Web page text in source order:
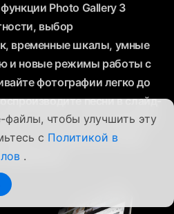
чтобы улучшить эту
с Политикой в
.
Photo Gallery 3
выбор
временные шкалы, умные
и новые режимы работы с
фотографии легко до
песни в слайд-
и настраивайте
просмотр и обмен
удобным.